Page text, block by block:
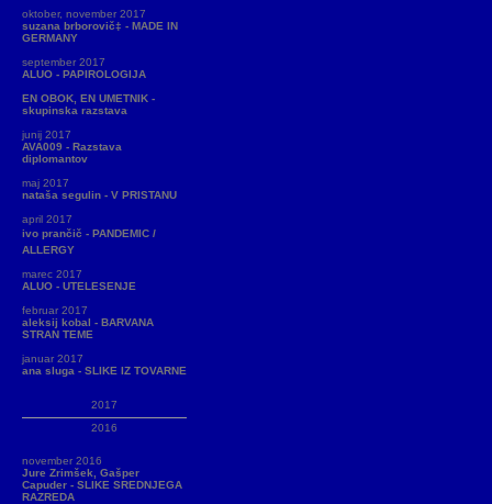
oktober, november 2017
suzana brborovič‡ - MADE IN
GERMANY
september 2017
ALUO - PAPIROLOGIJA
EN OBOK, EN UMETNIK -
skupinska razstava
junij 2017
AVA009 - Razstava
diplomantov
maj 2017
nataša segulin - V PRISTANU
april 2017
ivo prančič - PANDEMIC /
ALLERGY
marec 2017
ALUO - UTELESENJE
februar 2017
aleksij kobal - BARVANA
STRAN TEME
januar 2017
ana sluga - SLIKE IZ TOVARNE
2017
2016
november 2016
Jure Zrimšek, Gašper
Capuder - SLIKE SREDNJEGA
RAZREDA